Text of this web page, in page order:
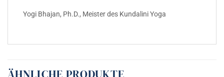
Yogi Bhajan, Ph.D., Meister des Kundalini Yoga